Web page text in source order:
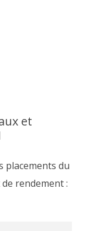
et
placements du
rendement :